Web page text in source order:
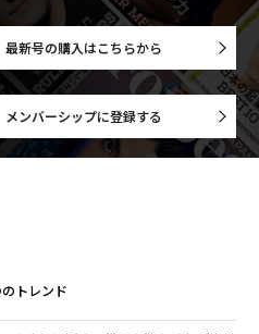
最新号の購入はこちらから
メンバーシップに登録する
トレンド